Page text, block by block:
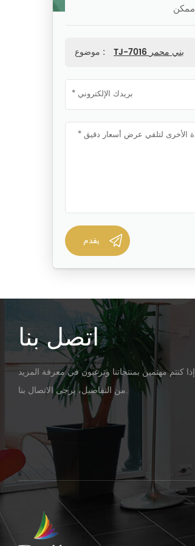
موضوع : TJ-7016 بني محمر
اتصل بنا
إذا كنتم مهتمين بمنتجاتنا وترغبون في معرفة المزيد
من التفاصيل، يرجى الاتصال بنا.